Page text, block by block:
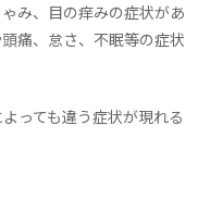
み、目の痒みの症状があ
痛、怠さ、不眠等の症状
っても違う症状が現れる